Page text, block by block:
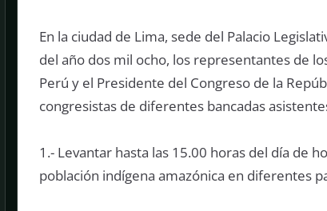
En la ciudad de Lima, sede del Palacio
del año dos mil ocho, los representantes de
Perú y el Presidente del Congreso de la
congresistas de diferentes bancadas
1.- Levantar hasta las 15.00 horas del día de
población indígena amazónica en diferentes